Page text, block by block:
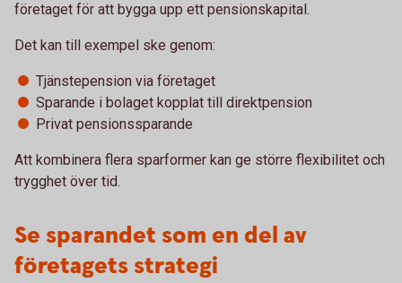
företaget för att bygga upp ett pensionskapital.
Det kan till exempel ske genom:
Tjänstepension via företaget
Sparande i bolaget kopplat till direktpension
Privat pensionssparande
Att kombinera flera sparformer kan ge större flexibilitet och
trygghet över tid.
Se sparandet som en del av
företagets strategi